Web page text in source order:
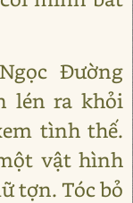
Đường
lén ra khỏi
tình thế.
vật hình
tợn. Tóc bỏ